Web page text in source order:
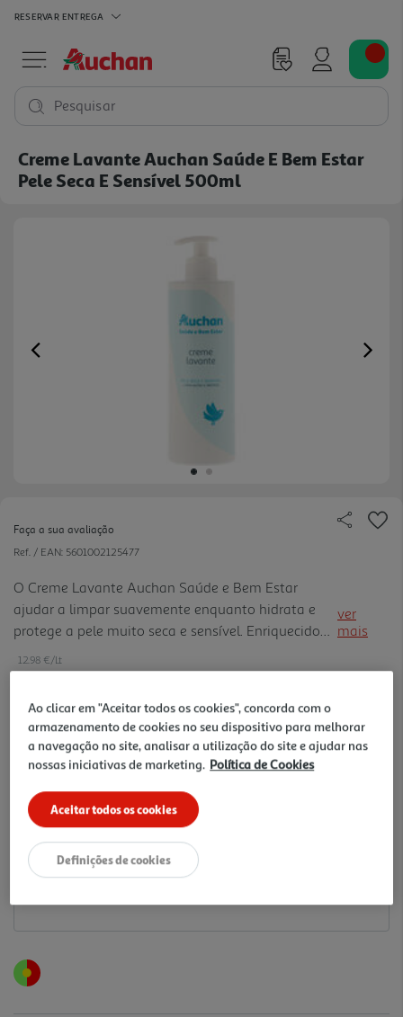
RESERVAR ENTREGA
Pesquisar
Creme Lavante Auchan Saúde E Bem Estar
Pele Seca E Sensível 500ml
Previous
Faça a sua avaliação
Ref. / EAN: 5601002125477
O Creme Lavante Auchan Saúde e Bem Estar
ajudar a limpar suavemente enquanto hidrata e
protege a pele muito seca e sensível. Enriquecido
com manteiga de karité e ácido hialurónico, ajuda
a limpar cuidadosamente deixando a sua pele
sensíveis. Sem perfume. Vegan. Testado
Dermatológicamente.
ver
mais
12.98 €/Lt
6,49 €
De 2/8/2026 a 1/9/2026
Notas de preparação
Ao clicar em "Aceitar todos os cookies", concorda com o
armazenamento de cookies no seu dispositivo para melhorar
a navegação no site, analisar a utilização do site e ajudar nas
nossas iniciativas de marketing. Política de Cookies
Aceitar todos os cookies
Definições de cookies